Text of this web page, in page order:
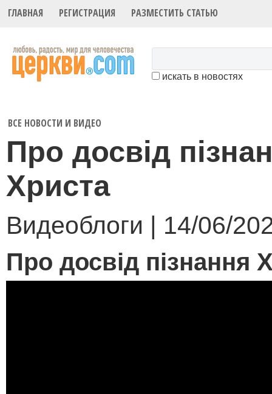
ГЛАВНАЯ РЕГИСТРАЦИЯ РАЗМЕСТИТЬ СТАТЬЮ
искать в новостях
ВСЕ НОВОСТИ И ВИДЕО
Про досвід
Христа
Видеоблоги | 14/06/
Про досвід пізнання